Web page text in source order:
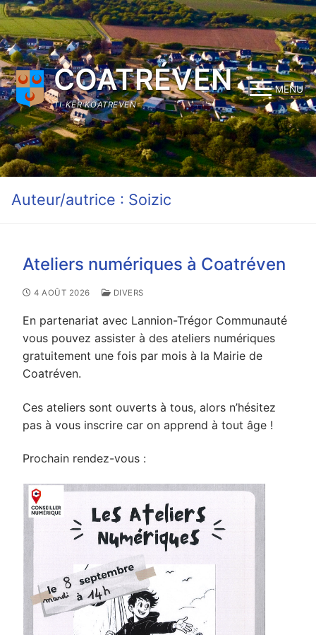
Aller
au
contenu
COATRÉVEN
TI-KÊR KOATREVEN
MENU
Auteur/autrice : Soizic
Ateliers numériques à Coatréven
4 AOÛT 2026 DIVERS
En partenariat avec Lannion-Trégor Communauté
vous pouvez assister à des ateliers numériques
gratuitement une fois par mois à la Mairie de
Coatréven.
Ces ateliers sont ouverts à tous, alors n’hésitez
pas à vous inscrire car on apprend à tout âge !
Prochain rendez-vous :